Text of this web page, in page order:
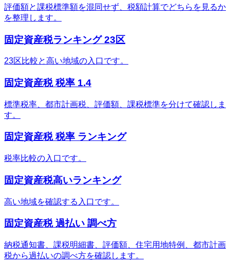
評価額と課税標準額を混同せず、税額計算でどちらを見るか
を整理します。
固定資産税ランキング 23区
23区比較と高い地域の入口です。
固定資産税 税率 1.4
標準税率、都市計画税、評価額、課税標準を分けて確認しま
す。
固定資産税 税率 ランキング
税率比較の入口です。
固定資産税高いランキング
高い地域を確認する入口です。
固定資産税 過払い 調べ方
納税通知書、課税明細書、評価額、住宅用地特例、都市計画
税から過払いの調べ方を確認します。